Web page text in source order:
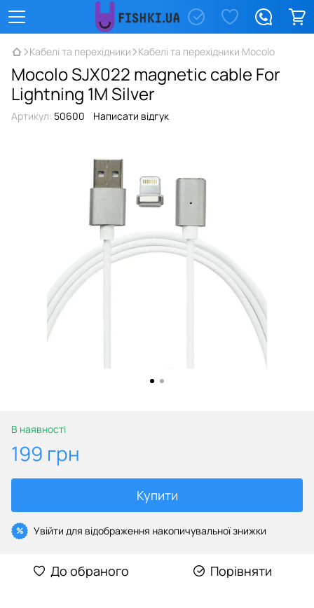
Кабелі та перехідники Кабелі та перехідники Mocolo
Mocolo SJX022 magnetic cable For
Lightning 1M Silver
Артикул: 50600 Написати відгук
В наявності
199 грн
Купити
% Увійти для відображення накопичувальної знижки
До обраного Порівняти